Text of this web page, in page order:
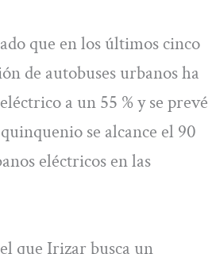
que en los últimos cinco
de autobuses urbanos ha
a un 55 % y se prevé
se alcance el 90
eléctricos en las
que Irizar busca un